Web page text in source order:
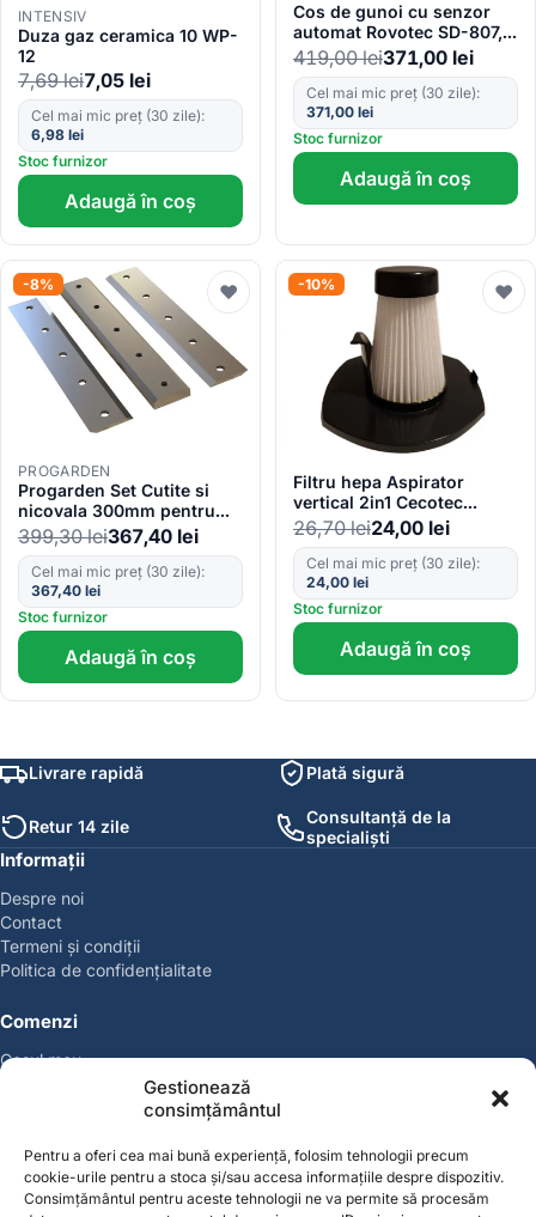
Gestionează
consimțământul
Pentru a oferi cea mai bună experiență, folosim tehnologii precum
cookie-urile pentru a stoca și/sau accesa informațiile despre dispozitiv.
Consimțământul pentru aceste tehnologii ne va permite să procesăm
INTENSIV
Duza gaz ceramica 10 WP-
12
7,69lei7,05 lei
Cel mai mic preț (30 zile):
6,98 lei
Stoc furnizor
Adaugă în coș
Cos de gunoi cu senzor
automat Rovotec SD-807,
Inox, 60L, Filtru carbon,
Deschidere cu senzor sau
touch, Inel sac de gunoi
419,00lei371,00 lei
Cel mai mic preț (30 zile):
371,00 lei
Stoc furnizor
Adaugă în coș
-8% ♥
PROGARDEN
Progarden Set Cutite si
nicovala 300mm pentru
TB100E, TB100EN
399,30lei367,40 lei
Cel mai mic preț (30 zile):
367,40 lei
Stoc furnizor
Adaugă în coș
-10% ♥
Filtru hepa Aspirator
vertical 2in1 Cecotec
Conga PopStar 1000
Aspirator vertical 2in1
Cecotec Conga PopStar
1500
26,70lei24,00 lei
Cel mai mic preț (30 zile):
24,00 lei
Stoc furnizor
Adaugă în coș
Livrare rapidă Plată sigură
Retur 14 zile
Consultanță de la
specialiști
Informații
Despre noi
Contact
Termeni și condiții
Politica de confidențialitate
Comenzi
Coșul meu
Cont